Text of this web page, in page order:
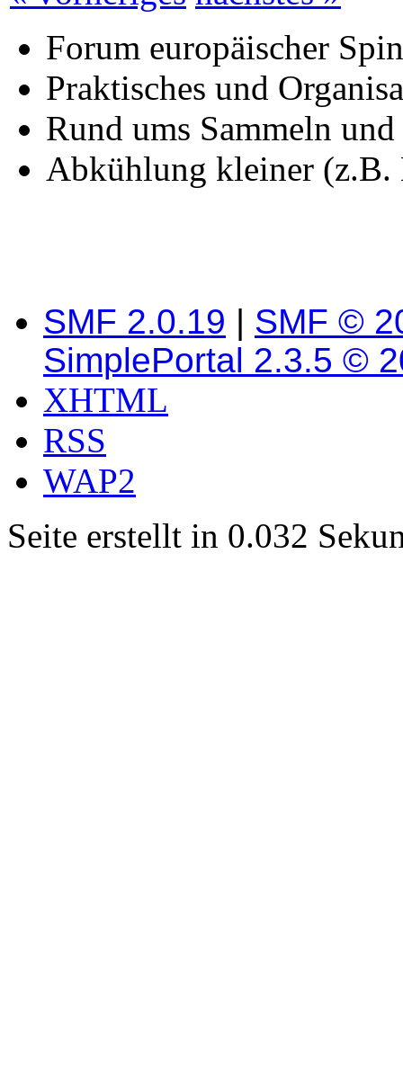
Forum europäischer
Praktisches und
Rund ums Sammeln
Abkühlung kleiner (z.B.
SMF 2.0.19 | SMF ©
SimplePortal 2.3.5 ©
XHTML
RSS
WAP2
Seite erstellt in 0.032